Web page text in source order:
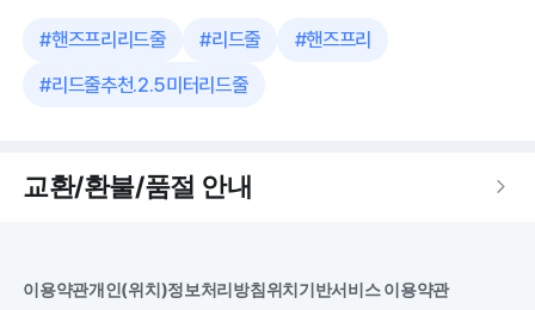
#핸즈프리리드줄 #리드줄 #핸즈프리
#리드줄추천.2.5미터리드줄
교환/환불/품절 안내
이용약관개인(위치)정보처리방침위치기반서비스 이용약관